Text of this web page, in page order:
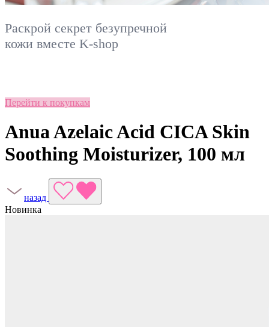
Раскрой секрет безупречной
кожи вместе K-shop
Перейти к покупкам
Anua Azelaic Acid CICA Skin
Soothing Moisturizer, 100 мл
назад
Новинка